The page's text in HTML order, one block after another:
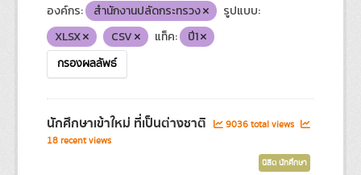
องค์กร: สำนักงานปลัดกระทรวง
รูปแบบ:
XLSX
CSV แท็ค: ปี1
กรองผลลัพธ์
นักศึกษาเข้าใหม่ ที่เป็นต่างชาติ
9036 total views
18 recent views
นิสิต นักศึกษา